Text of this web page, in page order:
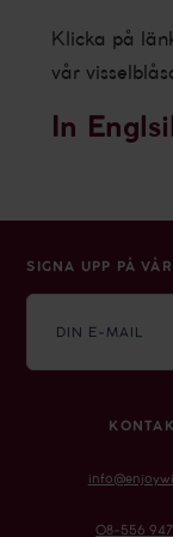
Klicka på
vår
In
SIGNA UPP PÅ
mail
08-556